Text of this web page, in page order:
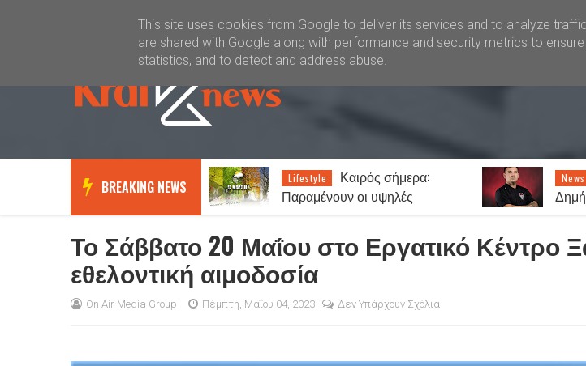
Καλώς ήλθατε Kral News
BREAKING NEWS
Καιρός σήμερα:
Παραμένουν οι υψηλές
θερμοκρασίες σε όλη τη χώρα -
Στα 7 μποφόρ οι άνεμοι στο
News
ΑΟ Ξάνθη: Παραίτηση
Δημήτρη Βούλκου από το Δ.Σ. –
Το Σάββατο 20 Μαΐου στο Εργατικό Κέντρο
εθελοντική αιμοδοσία
On Air Media Group Πέμπτη, Μαΐου 04, 2023 Δεν Υπάρχουν Σχόλια
This site uses cookies from Google to deliver its services and to analyze
are shared with Google along with performance and security metrics to
statistics, and to detect and address abuse.